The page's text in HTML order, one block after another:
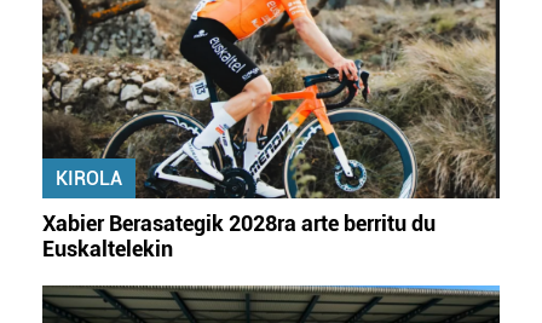
KIROLA
Xabier Berasategik 2028ra arte berritu du
Euskaltelekin